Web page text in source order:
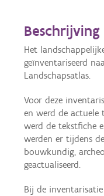
Beschrijving
Het
geïnventariseerd
Landschapsatlas.
Voor deze
en werd de actuele
werd de tekstfiche
werden er tijdens
bouwkundig,
geactualiseerd.
Bij de